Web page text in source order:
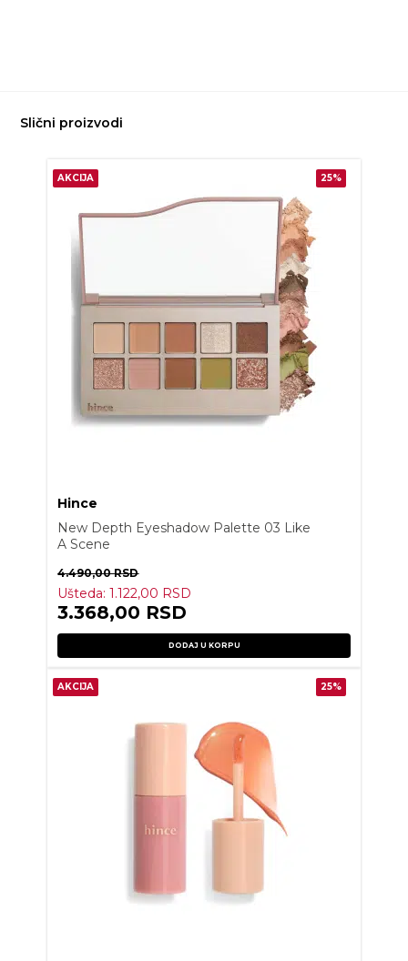
Slični proizvodi
AKCIJA 25%
Hince
New Depth Eyeshadow Palette 03 Like
A Scene
4.490,00RSD
Ušteda:1.122,00 RSD
3.368,00 RSD
DODAJ U KORPU
AKCIJA 25%